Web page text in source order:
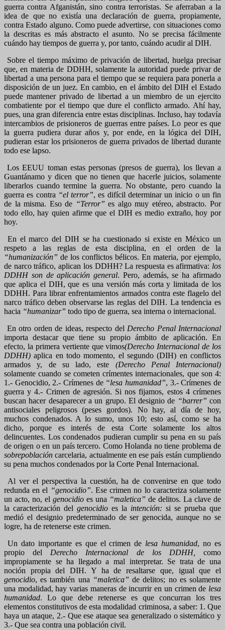
guerra contra Afganistán, sino contra terroristas. Se aferraban a la
idea de que no existía una declaración de guerra, propiamente,
contra Estado alguno. Como puede advertirse, con situaciones como
la descritas es más abstracto el asunto. No se precisa fácilmente
cuándo hay tiempos de guerra y, por tanto, cuándo acudir al DIH.
Sobre el tiempo máximo de privación de libertad, huelga precisar
que, en materia de DDHH, solamente la autoridad puede privar de
libertad a una persona para el tiempo que se requiera para ponerla a
disposición de un juez. En cambio, en el ámbito del DIH el Estado
puede mantener privado de libertad a un miembro de un ejercito
combatiente por el tiempo que dure el conflicto armado. Ahí hay,
pues, una gran diferencia entre estas disciplinas. Incluso, hay todavía
intercambios de prisioneros de guerras entre países. Lo peor es que
la guerra pudiera durar años y, por ende, en la lógica del DIH,
pudieran estar los prisioneros de guerra privados de libertad durante
todo ese lapso.
Los EEUU toman estas personas (presos de guerra), los llevan a
Guantánamo y dicen que no tienen que hacerle juicios, solamente
liberarlos cuando termine la guerra. No obstante, pero cuando la
guerra es contra “el terror”, es difícil determinar un inicio o un fin
de la misma. Eso de “Terror” es algo muy etéreo, abstracto. Por
todo ello, hay quien afirme que el DIH es medio extraño, hoy por
hoy.
En el marco del DIH se ha cuestionado si existe en México un
respeto a las reglas de esta disciplina, en el orden de la
“humanización” de los conflictos bélicos. En materia, por ejemplo,
de narco tráfico, aplican los DDHH? La respuesta es afirmativa: los
DDHH son de aplicación general. Pero, además, se ha afirmado
que aplica el DIH, que es una versión más corta y limitada de los
DDHH. Para librar enfrentamientos armados contra este flagelo del
narco tráfico deben observarse las reglas del DIH. La tendencia es
hacia “humanizar” todo tipo de guerra, sea interna o internacional.
En otro orden de ideas, respecto del Derecho Penal Internacional
importa destacar que tiene su propio ámbito de aplicación. En
efecto, la primera vertiente que vimos(Derecho Internacional de los
DDHH) aplica en todo momento, el segundo (DIH) en conflictos
armados y, de su lado, este (Derecho Penal Internacional)
solamente cuando se cometen crímentes internacionales, que son 4:
1.- Genocidio, 2.- Crímenes de “lesa humanidad”, 3.- Crímenes de
guerra y 4.- Crimen de agresión. Si nos fijamos, estos 4 crímenes
buscan hacer desaparecer a un grupo. El designio de “barrer” con
antisociales peligrosos (peses gordos). No hay, al día de hoy,
muchos condenados. A lo sumo, unos 10; esto así, como se ha
dicho, porque es interés de esta Corte solamente los altos
delincuentes. Los condenados pudieran cumplir su pena en su país
de origen o en un país tercero. Como Holanda no tiene problema de
sobrepoblación carcelaria, actualmente en ese país están cumpliendo
su pena muchos condenados por la Corte Penal Internacional.
Al ver el perspectiva la cuestión, ha de convenirse en que todo
redunda en el “genocidio”. Ese crimen no lo caracteriza solamente
un acto, no, el genocidio es una “maletica” de delitos. La clave de
la caracterización del genocidio es la intención: si se prueba que
medió el designio predeterminado de ser genocida, aunque no se
logre, ha de retenerse este crimen.
Un dato importante es que el crimen de lesa humanidad, no es
propio del Derecho Internacional de los DDHH,como
impropiamente se ha llegado a mal interpretar. Se trata de una
noción propia del DIH. Y ha de resaltarse que, igual que el
genocidio, es también una “maletica” de delitos; no es solamente
una modalidad, hay varias maneras de incurrir en un crimen de lesa
humanidad. Lo que debe retenerse es que concurran los tres
elementos constitutivos de esta modalidad criminosa, a saber: 1. Que
haya un ataque, 2.- Que ese ataque sea generalizado o sistemático y
3.- Que sea contra una población civil.